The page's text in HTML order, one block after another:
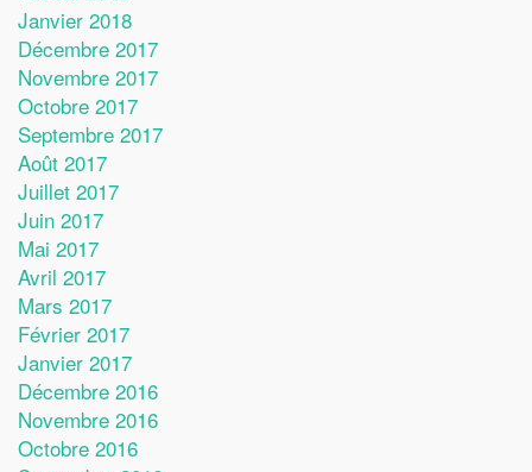
Janvier 2018
Décembre 2017
Novembre 2017
Octobre 2017
Septembre 2017
Août 2017
Juillet 2017
Juin 2017
Mai 2017
Avril 2017
Mars 2017
Février 2017
Janvier 2017
Décembre 2016
Novembre 2016
Octobre 2016